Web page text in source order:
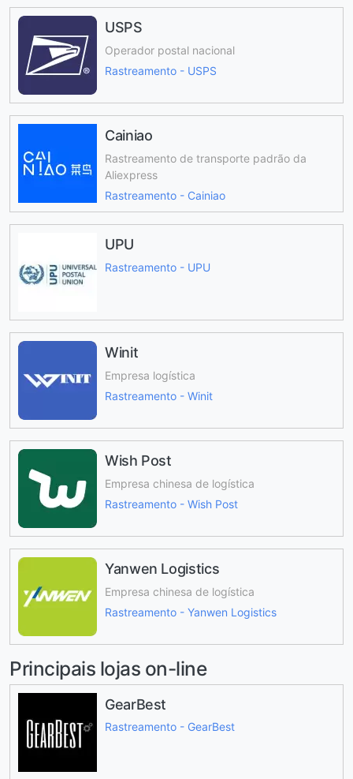
USPS
Operador postal nacional
Rastreamento - USPS
Cainiao
Rastreamento de transporte padrão da
Aliexpress
Rastreamento - Cainiao
UPU
Rastreamento - UPU
Winit
Empresa logística
Rastreamento - Winit
Wish Post
Empresa chinesa de logística
Rastreamento - Wish Post
Yanwen Logistics
Empresa chinesa de logística
Rastreamento - Yanwen Logistics
Principais lojas on-line
GearBest
Rastreamento - GearBest